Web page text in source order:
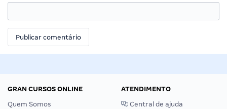
GRAN CURSOS ONLINE
Quem Somos
ATENDIMENTO
Central de ajuda